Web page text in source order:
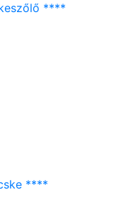
****
****